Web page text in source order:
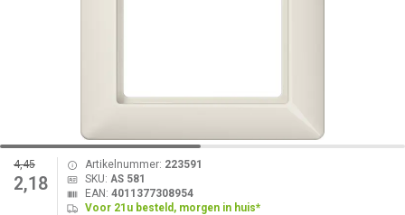
4,45
2,18
Artikelnummer: 223591
SKU: AS 581
EAN: 4011377308954
Voor 21u besteld, morgen in huis*